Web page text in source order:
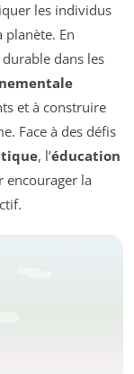
les individus
planète. En
dans les
et à construire
Face à des défis
, l’éducation
encourager la